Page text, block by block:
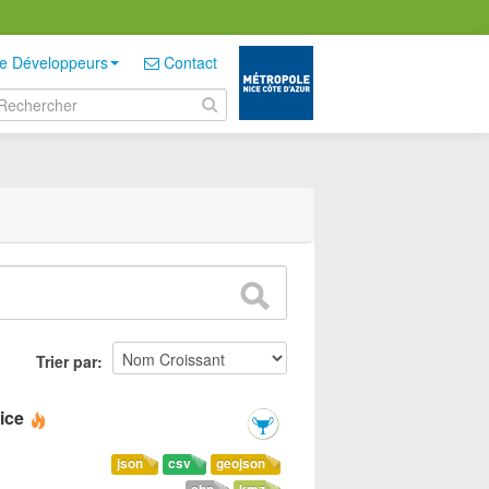
Développeurs Contact
Trier par
geojson
csv
json